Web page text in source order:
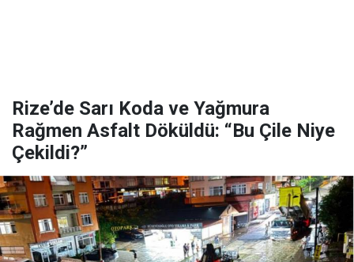
Rize’de Sarı Koda ve Yağmura
Rağmen Asfalt Döküldü: “Bu Çile Niye
Çekildi?”